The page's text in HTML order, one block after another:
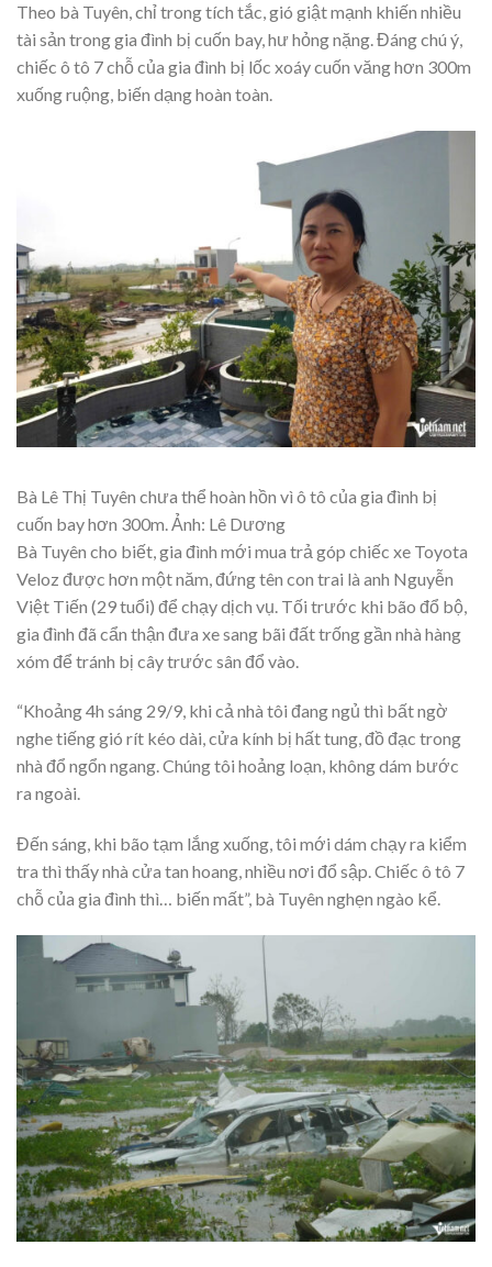
Theo bà Tuyên, chỉ trong tích tắc, gió giật mạnh khiến nhiều
tài sản trong gia đình bị cuốn bay, hư hỏng nặng. Đáng chú ý,
chiếc ô tô 7 chỗ của gia đình bị lốc xoáy cuốn văng hơn 300m
xuống ruộng, biến dạng hoàn toàn.
Bà Lê Thị Tuyên chưa thể hoàn hồn vì ô tô của gia đình bị
cuốn bay hơn 300m. Ảnh: Lê Dương
Bà Tuyên cho biết, gia đình mới mua trả góp chiếc xe Toyota
Veloz được hơn một năm, đứng tên con trai là anh Nguyễn
Việt Tiến (29 tuổi) để chạy dịch vụ. Tối trước khi bão đổ bộ,
gia đình đã cẩn thận đưa xe sang bãi đất trống gần nhà hàng
xóm để tránh bị cây trước sân đổ vào.
“Khoảng 4h sáng 29/9, khi cả nhà tôi đang ngủ thì bất ngờ
nghe tiếng gió rít kéo dài, cửa kính bị hất tung, đồ đạc trong
nhà đổ ngổn ngang. Chúng tôi hoảng loạn, không dám bước
ra ngoài.
Đến sáng, khi bão tạm lắng xuống, tôi mới dám chạy ra kiểm
tra thì thấy nhà cửa tan hoang, nhiều nơi đổ sập. Chiếc ô tô 7
chỗ của gia đình thì… biến mất”, bà Tuyên nghẹn ngào kể.